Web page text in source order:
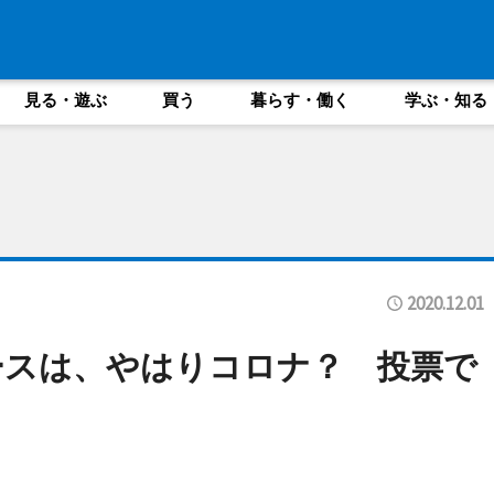
見る・遊ぶ 買う 暮らす・働く 学ぶ・知る
2020.12.01
は、やはりコロナ？ 投票で